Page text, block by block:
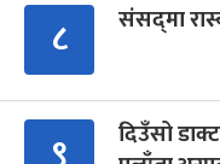
८ संसद्‍मा
दिउँसो